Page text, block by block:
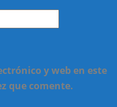
y web en este
que comente.